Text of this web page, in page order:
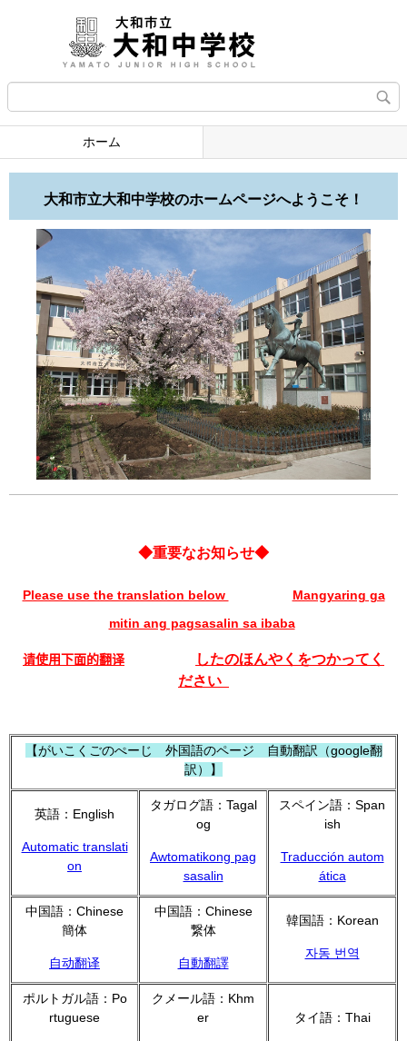
ホーム
大和市立大和中学校のホームページへようこそ！
◆重要なお知らせ◆
Please use the translation below
Mangyaring ga
mitin ang pagsasalin sa ibaba
请使用下面的翻译
したのほんやくをつかってく
ださい
【がいこくごのぺーじ 外国語のページ 自動翻訳（google翻
訳）】
英語：English
Automatic translati
on
タガログ語：Tagal
og
Awtomatikong pag
sasalin
スペイン語：Span
ish
Traducción autom
ática
中国語：Chinese
簡体
自动翻译
中国語：Chinese
繋体
自動翻譯
韓国語：Korean
자동 번역
ポルトガル語：Po
rtuguese
クメール語：Khm
er
タイ語：Thai